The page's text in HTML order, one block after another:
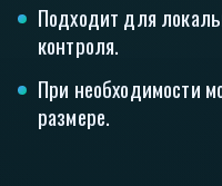
Подходит для
контроля.
При необходимости
размере.